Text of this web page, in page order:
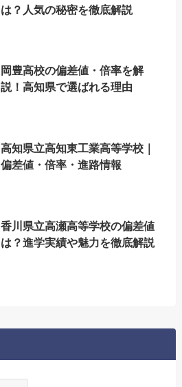
は？人気の秘密を徹底解説
岡豊高校の偏差値・倍率を解
説！高知県で選ばれる理由
高知県立高知東工業高等学校｜
偏差値・倍率・進路情報
香川県立高瀬高等学校の偏差値
は？進学実績や魅力を徹底解説